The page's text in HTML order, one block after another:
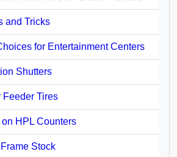
and Tricks
for Entertainment Centers
Shutters
Feeder Tires
HPL Counters
Stock